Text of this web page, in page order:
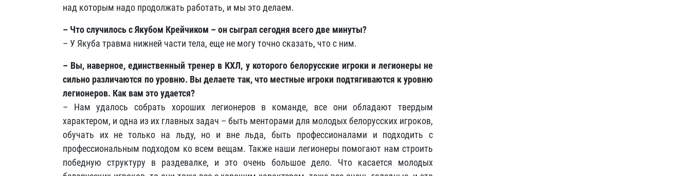
над которым надо продолжать работать, и мы это делаем.
– Что случилось с Якубом Крейчиком – он сыграл сегодня всего две минуты?
– У Якуба травма нижней части тела, еще не могу точно сказать, что с ним.
– Вы, наверное, единственный тренер в КХЛ, у которого белорусские игроки и легионеры не
сильно различаются по уровню. Вы делаете так, что местные игроки подтягиваются к уровню
легионеров. Как вам это удается?
– Нам удалось собрать хороших легионеров в команде, все они обладают твердым
характером, и одна из их главных задач – быть менторами для молодых белорусских игроков,
обучать их не только на льду, но и вне льда, быть профессионалами и подходить с
профессиональным подходом ко всем вещам. Также наши легионеры помогают нам строить
победную структуру в раздевалке, и это очень большое дело. Что касается молодых